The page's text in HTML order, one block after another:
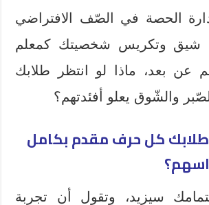
الحصة في الصّف الافتراضي
شيق وتكريس شخصيتك كمعلم
عن بعد، ماذا لو انتظر طلابك
والشّوق يعلو أفئدتهم؟
كل حرف مقدم بكامل
سيزيد، وتقول أن تجربة